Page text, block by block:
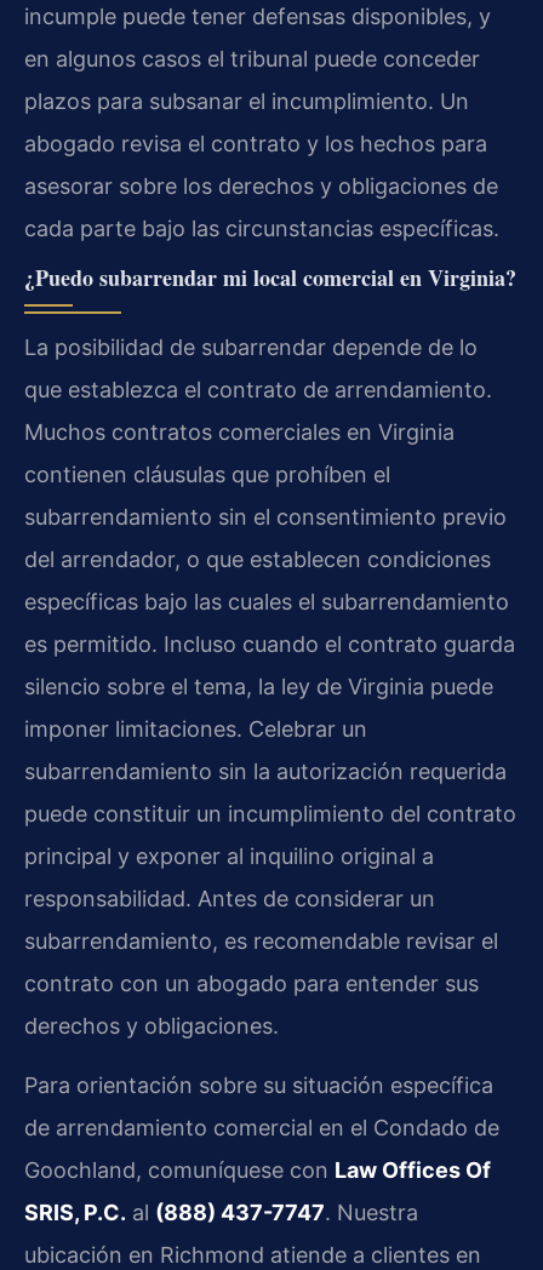
incumple puede tener defensas disponibles, y
en algunos casos el tribunal puede conceder
plazos para subsanar el incumplimiento. Un
abogado revisa el contrato y los hechos para
asesorar sobre los derechos y obligaciones de
cada parte bajo las circunstancias específicas.
¿Puedo subarrendar mi local comercial en Virginia?
La posibilidad de subarrendar depende de lo
que establezca el contrato de arrendamiento.
Muchos contratos comerciales en Virginia
contienen cláusulas que prohíben el
subarrendamiento sin el consentimiento previo
del arrendador, o que establecen condiciones
específicas bajo las cuales el subarrendamiento
es permitido. Incluso cuando el contrato guarda
silencio sobre el tema, la ley de Virginia puede
imponer limitaciones. Celebrar un
subarrendamiento sin la autorización requerida
puede constituir un incumplimiento del contrato
principal y exponer al inquilino original a
responsabilidad. Antes de considerar un
subarrendamiento, es recomendable revisar el
contrato con un abogado para entender sus
derechos y obligaciones.
Para orientación sobre su situación específica
de arrendamiento comercial en el Condado de
Goochland, comuníquese con Law Offices Of
SRIS, P.C. al (888) 437-7747. Nuestra
ubicación en Richmond atiende a clientes en